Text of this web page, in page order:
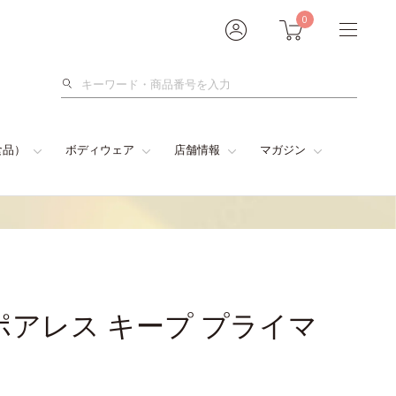
0
検
） ボディウェア 店舗情報 マガジン
レス キープ プライマ